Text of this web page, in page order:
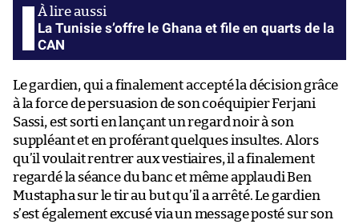
La Tunisie s’offre le Ghana et file en quarts de la
CAN
Le gardien, qui a finalement accepté la décision grâce
à la force de persuasion de son coéquipier Ferjani
Sassi, est sorti en lançant un regard noir à son
suppléant et en proférant quelques insultes. Alors
qu’il voulait rentrer aux vestiaires, il a finalement
regardé la séance du banc et même applaudi Ben
Mustapha sur le tir au but qu’il a arrêté. Le gardien
s’est également excusé via un message posté sur son